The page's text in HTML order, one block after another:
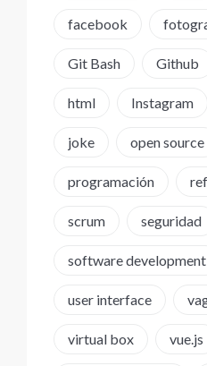
facebook
Git Bash Github
html Instagram
joke open source
programación
scrum seguridad
software development
user interface
virtual box vue.js